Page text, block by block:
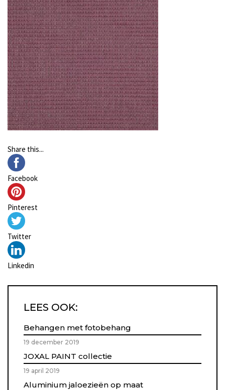
Share this...
Facebook
Pinterest
Twitter
Linkedin
LEES OOK:
Behangen met fotobehang
19 december 2019
JOXAL PAINT collectie
19 april 2019
Aluminium jaloezieën op maat